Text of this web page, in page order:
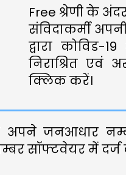
Free श्रेणी के
संविदाकर्मी
द्वारा कोविड-
निराश्रित एवं
क्लिक करें।
जनआधार
सॉफ्टवेयर में दर्ज